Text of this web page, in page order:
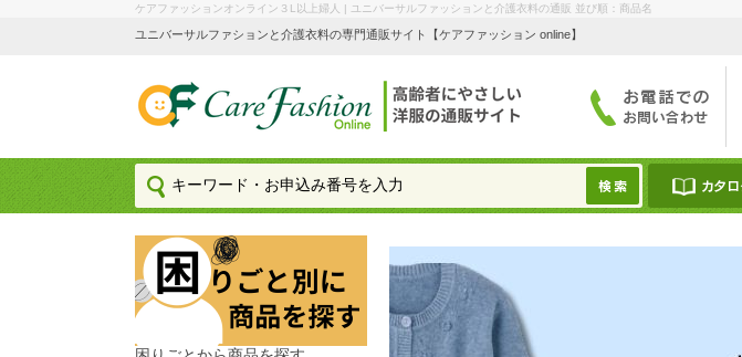
ケアファッションオンライン３L以上婦人 | ユニバーサルファッションと介護衣料の通販 並び順：商品名
ユニバーサルファションと介護衣料の専門通販サイト【ケアファッション online】